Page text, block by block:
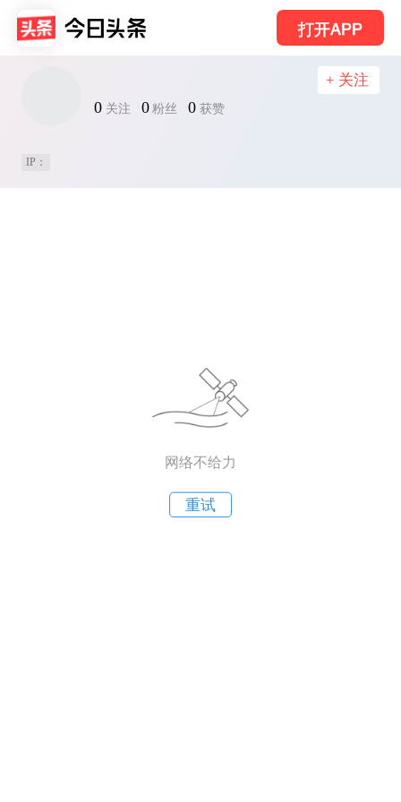
打开APP
0 关注 0 粉丝 0 获赞
+ 关注
IP：
网络不给力
重试